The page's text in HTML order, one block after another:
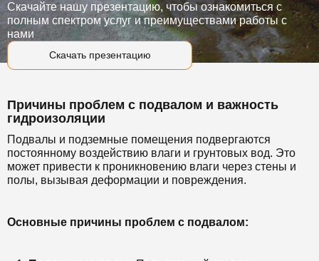
Скачать презентацию
Скачайте нашу презентацию, чтобы ознакомиться с
полным спектром услуг и преимуществами работы с
нами
Причины проблем с подвалом и важность
гидроизоляции
Подвалы и подземные помещения подвергаются
постоянному воздействию влаги и грунтовых вод. Это
может привести к проникновению влаги через стены и
полы, вызывая деформации и повреждения.
Основные причины проблем с подвалом: